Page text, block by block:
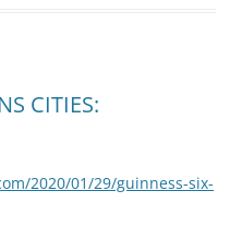
CITIES:
2020/01/29/guinness-six-